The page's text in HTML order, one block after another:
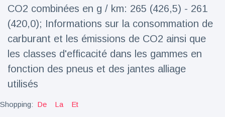
Ferrari SP-8 -
Le Roadster
F8 Spider est
le dernier
One-Off de
Maranello
18 March
Points de vue
Lotus dévoile
Emeya, sa
100électrique
CO2 combinées en g / km: 265 (426,5) - 261
(420,0); Informations sur la consommation de
carburant et les émissions de CO2 ainsi que
les classes d'efficacité dans les gammes en
fonction des pneus et des jantes alliage
utilisés
Shopping: De La Et